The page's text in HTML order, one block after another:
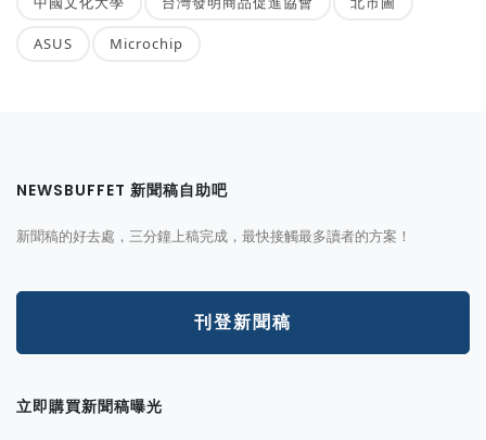
ASUS Microchip
NEWSBUFFET 新聞稿自助吧
新聞稿的好去處，三分鐘上稿完成，最快接觸最多讀者的方案！
刊登新聞稿
立即購買新聞稿曝光